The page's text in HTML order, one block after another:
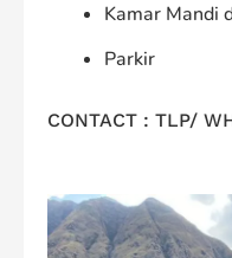
Kamar Mandi
Parkir
CONTACT : TLP/